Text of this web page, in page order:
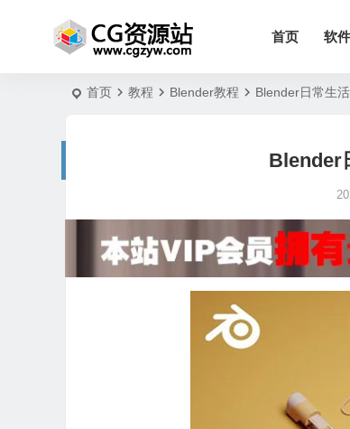
首页 软件
首页 教程 Blender教程 Blender日常生
Blender